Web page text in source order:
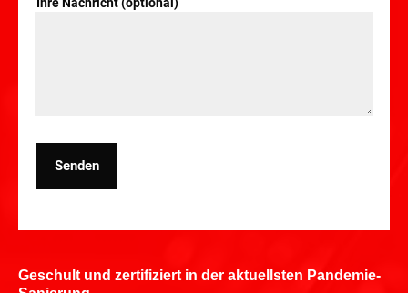
Senden
Geschult und zertifiziert in der aktuellsten Pandemie-